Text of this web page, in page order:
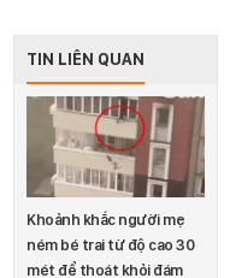
TIN LIÊN QUAN
Khoảnh khắc người mẹ
ném bé trai từ độ cao 30
mét để thoát khỏi đám